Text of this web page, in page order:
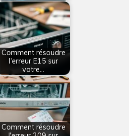
Comment résoudre
l'erreur E15 sur
votre…
Comment résoudre